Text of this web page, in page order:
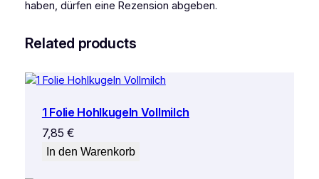
haben, dürfen eine Rezension abgeben.
Related products
1 Folie Hohlkugeln Vollmilch
7,85 €
In den Warenkorb